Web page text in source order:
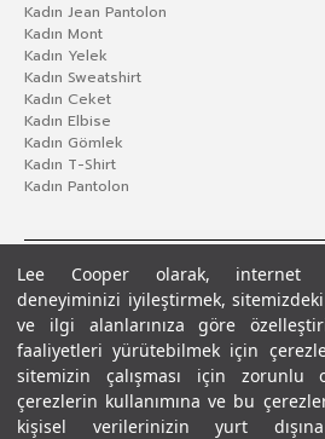
Lee Cooper olarak, internet
deneyiminizi iyileştirmek,
ve ilgi alanlarınıza göre
faaliyetleri yürütebilmek için
sitemizin çalışması için zorunlu
çerezlerin kullanımına ve bu
kişisel verilerinizin yurt
Kadın Jean Pantolon
Kadın Mont
Kadın Yelek
Kadın Sweatshirt
Kadın Ceket
Kadın Elbise
Kadın Gömlek
Kadın T-Shirt
Kadın Pantolon
Gizlilik PolitikasıÇerez Politikası KVKK
© 2026 Leecooper - Tüm